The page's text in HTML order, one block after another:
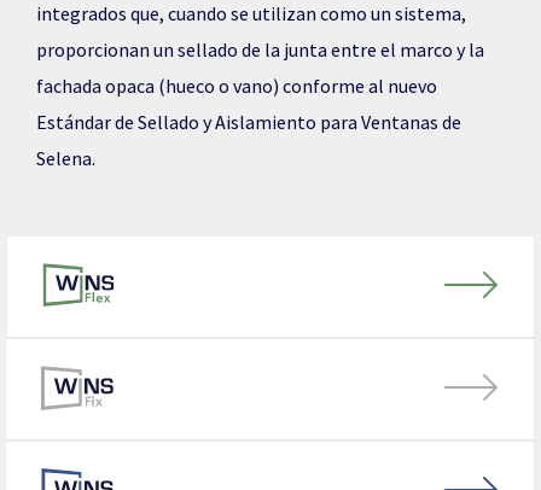
integrados que, cuando se utilizan como un sistema,
proporcionan un sellado de la junta entre el marco y la
fachada opaca (hueco o vano) conforme al nuevo
Estándar de Sellado y Aislamiento para Ventanas de
Selena.